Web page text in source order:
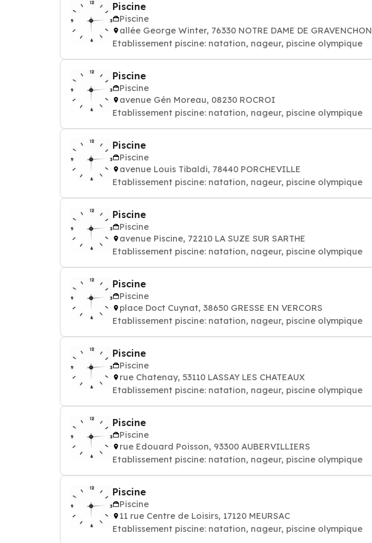
Piscine
Piscine
allée George Winter, 76330 NOTRE DAME DE GRAVENCHON
Etablissement piscine: natation, nageur, piscine olympique
Piscine
Piscine
avenue Gén Moreau, 08230 ROCROI
Etablissement piscine: natation, nageur, piscine olympique
Piscine
Piscine
avenue Louis Tibaldi, 78440 PORCHEVILLE
Etablissement piscine: natation, nageur, piscine olympique
Piscine
Piscine
avenue Piscine, 72210 LA SUZE SUR SARTHE
Etablissement piscine: natation, nageur, piscine olympique
Piscine
Piscine
place Doct Cuynat, 38650 GRESSE EN VERCORS
Etablissement piscine: natation, nageur, piscine olympique
Piscine
Piscine
rue Chatenay, 53110 LASSAY LES CHATEAUX
Etablissement piscine: natation, nageur, piscine olympique
Piscine
Piscine
rue Edouard Poisson, 93300 AUBERVILLIERS
Etablissement piscine: natation, nageur, piscine olympique
Piscine
Piscine
11 rue Centre de Loisirs, 17120 MEURSAC
Etablissement piscine: natation, nageur, piscine olympique